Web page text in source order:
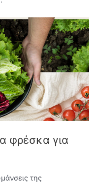
φρέσκα για
της